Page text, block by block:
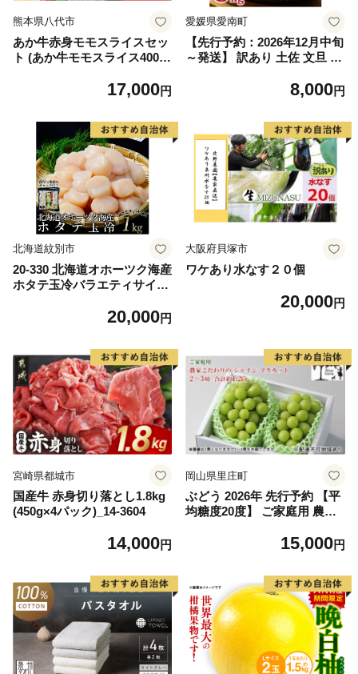
熊本県八代市
あか牛赤身モモスライスセッ
ト (あか牛モモスライス400
17,000円
愛媛県愛南町
【先行予約：2026年12月中旬
～発送】 訳あり 土佐 文旦 8k
ス) 8000円 わけあり ぶんたん
農家直送 期間限定 特産品 サ
イズミックス くらもとファー
ム 愛南町 愛媛県
8,000円
北海道紋別市
20-330 北海道オホーツク海産
ホタテ玉冷バラエティサイズ
20,000円
大阪府貝塚市
ワケあり水なす２０個
20,000円
宮崎県都城市
国産牛 赤身切り落とし1.8kg
(450g×4パック)_14-3604
14,000円
岡山県里庄町
ぶどう 2026年 先行予約 【平
均糖度20度】 ご家庭用 農家
ット 2～3房 合計約1.2kg ブ
直送 】
15,000円